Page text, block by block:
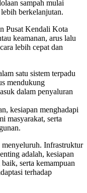
sampah mulai
berkelanjutan.
Pusat Kendali Kota
keamanan, arus lalu
lebih cepat dan
satu sistem terpadu
mendukung
dalam penyaluran
kesiapan menghadapi
masyarakat, serta
menyeluruh. Infrastruktur
adalah, kesiapan
serta kemampuan
terhadap